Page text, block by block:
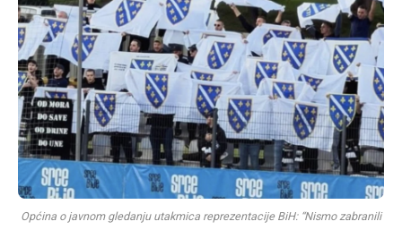
Općina o javnom gledanju utakmica reprezentacije BiH: “Nismo zabranili